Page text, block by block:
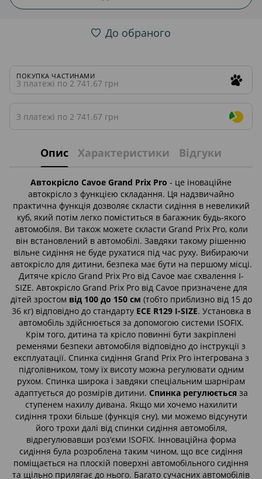
До обраного
ПОКУПКА ЧАСТИНАМИ
3 платежі по 2 741.67 грн
3 платежі по 2 741.67 грн
Опис Характеристики Відгуки
Автокрісло Cavoe Grand Prix Pro - це іноваційне
автокрісло з функцією складання. Ця надзвичайно
практична функція дозволяє скласти сидіння в невеликий
куб, який потім легко поміститься в багажник будь-якого
автомобіля. Ви також можете скласти Grand Prix Pro, коли
він встановлений в автомобілі. Завдяки такому рішенню
вільне сидіння не буде рухатися під час руху. Вибираючи
автокрісло для дитини, безпека має бути на першому місці.
Дитяче крісло Grand Prix Pro від Cavoe має схвалення I-
SIZE. Автокрісло Grand Prix Prо від Cavoe призначене для
дітей зростом від 100 до 150 см (тобто приблизно від 15 до
36 кг) відповідно до стандартуECE R129 I-SIZE. Установка в
автомобіль здійснюється за допомогою системи ISOFIX.
Крім того, дитина та крісло повинні бути закріплені
ременями безпеки автомобіля відповідно до інструкції з
експлуатації. Спинка сидіння Grand Prix Pro інтегрована з
підголівником, тому їх висоту можна регулювати одним
рухом. Спинка широка і завдяки спеціальним шарнірам
адаптується до розмірів дитини. Спинка регулюєтьсяза
ступенем нахилу дивана. Якщо ми хочемо нахилити
сидіння трохи більше (функція сну), ми можемо відсунути
його трохи далі від спинки сидіння автомобіля,
відрегулювавши роз’єми ISOFIX. Інноваційна форма
сидіння була розроблена таким чином, що все сидіння
поміщається на плоскій поверхні автомобільного сидіння
та щільно прилягає до нього. Багато сучасних автомобілів